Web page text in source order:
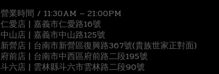
營業時間 / 11:30AM ~ 21:00PM
仁愛店 | 嘉義市仁愛路16號
中山店 | 嘉義市中山路125號
新營店 | 台南市新營區復興路367號(貴族世家正對面)
府前店 | 台南市中西區府前路二段195號
斗六店 | 雲林縣斗六市雲林路二段90號